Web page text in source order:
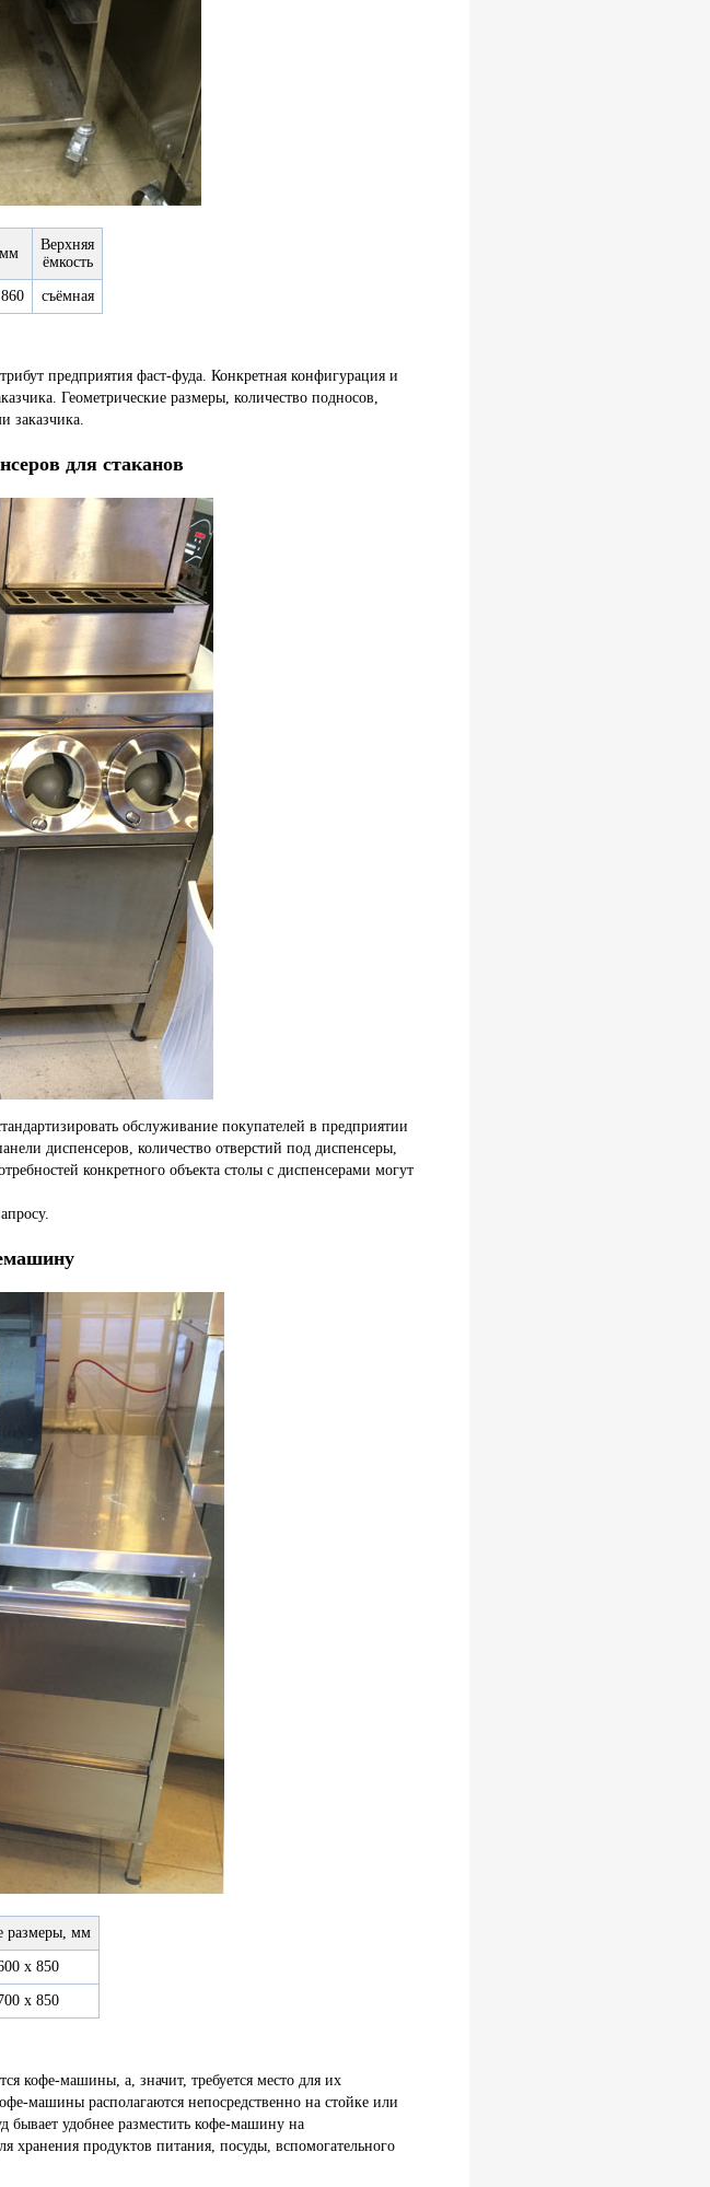
Верхняя
ёмкость
съёмная
предприятия фаст-фуда. Конкретная конфигурация и
Геометрические размеры, количество подносов,
заказчика.
для стаканов
обслуживание покупателей в предприятии
диспенсеров, количество отверстий под диспенсеры,
конкретного объекта столы с диспенсерами могут
размеры, мм
х 850
х 850
кофе-машины, а, значит, требуется место для их
машины располагаются непосредственно на стойке или
бывает удобнее разместить кофе-машину на
хранения продуктов питания, посуды, вспомогательного